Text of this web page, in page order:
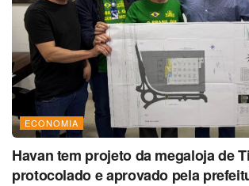
ECONOMIA
Havan tem projeto da megaloja de
protocolado e aprovado pela